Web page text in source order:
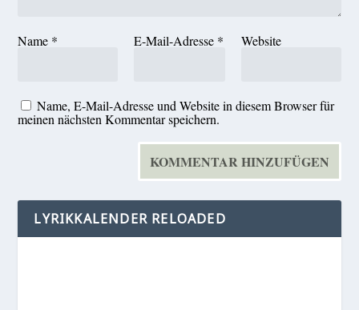
Name * E-Mail-Adresse * Website
Name, E-Mail-Adresse und Website in diesem Browser für
meinen nächsten Kommentar speichern.
LYRIKKALENDER RELOADED